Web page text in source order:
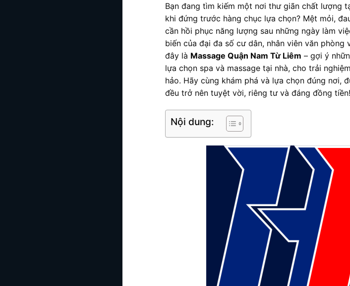
Bạn đang tìm kiếm một nơi thư giãn chất lượng
khi đứng trước hàng chục lựa chọn? Mệt mỏi,
cần hồi phục năng lượng sau những ngày làm
biến của đại đa số cư dân, nhân viên văn
đây là Massage Quận Nam Từ Liêm – gợi ý
lựa chọn spa và massage tại nhà, cho trải
hảo. Hãy cùng khám phá và lựa chọn đúng nơi,
đều trở nên tuyệt vời, riêng tư và đáng đồng tiền!
Nội dung: